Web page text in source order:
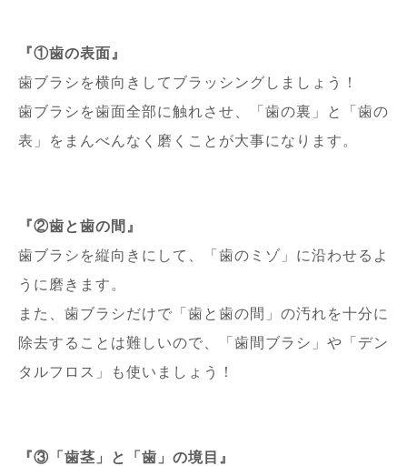
『①歯の表面』
歯ブラシを横向きしてブラッシングしましょう！
歯ブラシを歯面全部に触れさせ、「歯の裏」と「歯の
表」をまんべんなく磨くことが大事になります。
『②歯と歯の間』
歯ブラシを縦向きにして、「歯のミゾ」に沿わせるよ
うに磨きます。
また、歯ブラシだけで「歯と歯の間」の汚れを十分に
除去することは難しいので、「歯間ブラシ」や「デン
タルフロス」も使いましょう！
『③「歯茎」と「歯」の境目』